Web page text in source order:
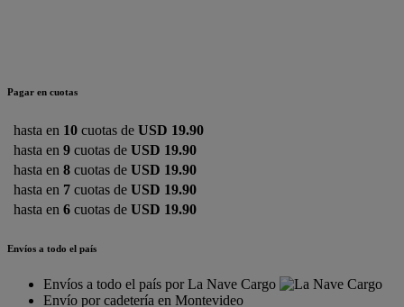
Pagar en cuotas
hasta en 10 cuotas de USD 19.90
hasta en 9 cuotas de USD 19.90
hasta en 8 cuotas de USD 19.90
hasta en 7 cuotas de USD 19.90
hasta en 6 cuotas de USD 19.90
Envíos a todo el país
Envíos a todo el país por La Nave Cargo
Envío por cadetería en Montevideo